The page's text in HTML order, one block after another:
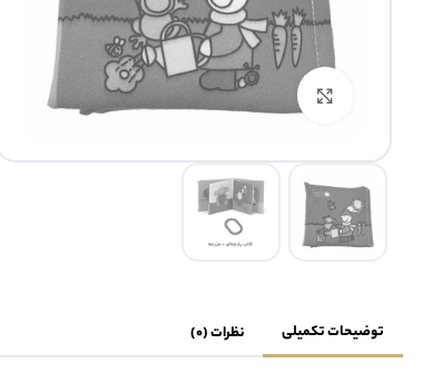
بزرگنمایی تصویر
توضیحات تکمیلی نظرات (0)